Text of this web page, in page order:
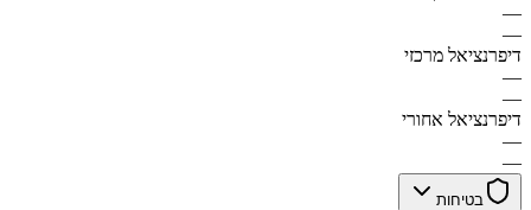
—
—
דיפרנציאל מרכזי
—
—
דיפרנציאל אחורי
—
—
בטיחות